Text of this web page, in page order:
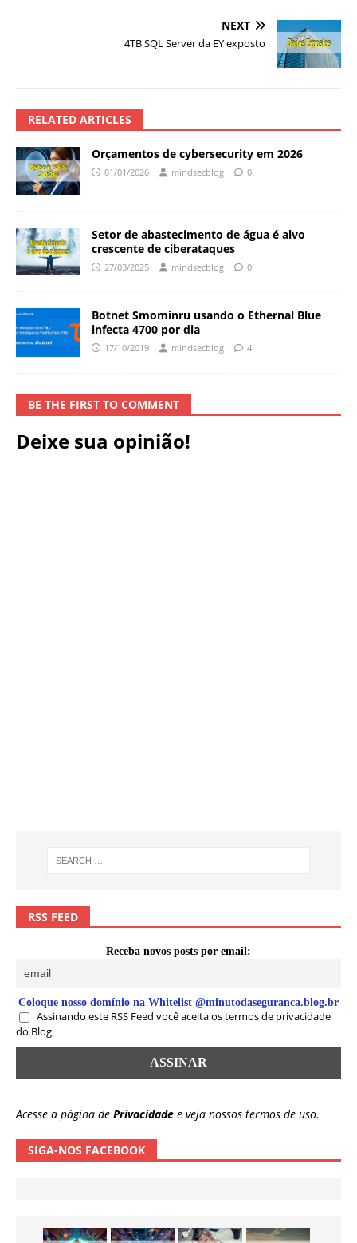
NEXT
4TB SQL Server da EY exposto
RELATED ARTICLES
Orçamentos de cybersecurity em 2026
01/01/2026 mindsecblog 0
Setor de abastecimento de água é alvo
crescente de ciberataques
27/03/2025 mindsecblog 0
Botnet Smominru usando o Ethernal Blue
infecta 4700 por dia
17/10/2019 mindsecblog 4
BE THE FIRST TO COMMENT
Deixe sua opinião!
RSS FEED
Receba novos posts por email:
Coloque nosso domínio na Whitelist @minutodaseguranca.blog.br
Assinando este RSS Feed você aceita os termos de privacidade
do Blog
Acesse a página de Privacidade e veja nossos termos de uso.
SIGA-NOS FACEBOOK